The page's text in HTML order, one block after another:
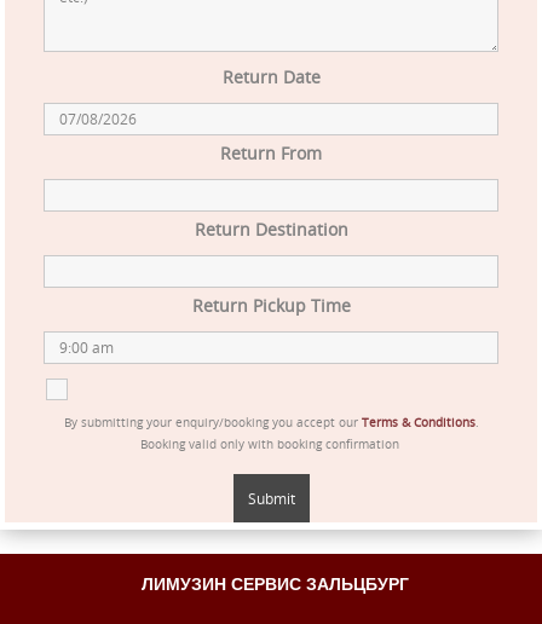
Return Date
Return From
Return Destination
Return Pickup Time
By submitting your enquiry/booking you accept our Terms & Conditions.
Booking valid only with booking confirmation
ЛИМУЗИН СЕРВИС ЗАЛЬЦБУРГ